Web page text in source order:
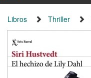
Libros Thriller